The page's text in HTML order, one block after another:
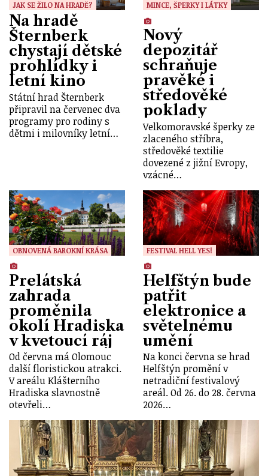
JAK SE ŽILO NA HRADĚ?
Na hradě
Šternberk
chystají dětské
prohlídky i
letní kino
Státní hrad Šternberk
připravil na červenec dva
programy pro rodiny s
dětmi i milovníky letní…
MINCE, ŠPERKY I LÁTKY
Nový
depozitář
schraňuje
pravěké i
středověké
poklady
Velkomoravské šperky ze
zlaceného stříbra,
středověké textilie
dovezené z jižní Evropy,
vzácné…
OBNOVENÁ BAROKNÍ KRÁSA
Prelátská
zahrada
proměnila
okolí Hradiska
v kvetoucí ráj
Od června má Olomouc
další floristickou atrakci.
V areálu Klášterního
Hradiska slavnostně
otevřeli…
FESTIVAL HELL YES!
Helfštýn bude
patřit
elektronice a
světelnému
umění
Na konci června se hrad
Helfštýn promění v
netradiční festivalový
areál. Od 26. do 28. června
2026…